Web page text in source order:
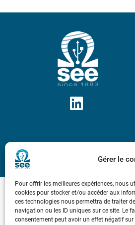
Gérer le
Pour offrir les meilleures expériences, nous
cookies pour stocker et/ou accéder aux
ces technologies nous permettra de traiter
navigation ou les ID uniques sur ce site. Le
consentement peut avoir un effet négatif